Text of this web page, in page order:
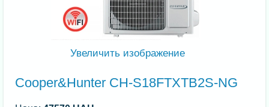
Увеличить изображение
Cooper&Hunter CH-S18FTXTB2S-NG